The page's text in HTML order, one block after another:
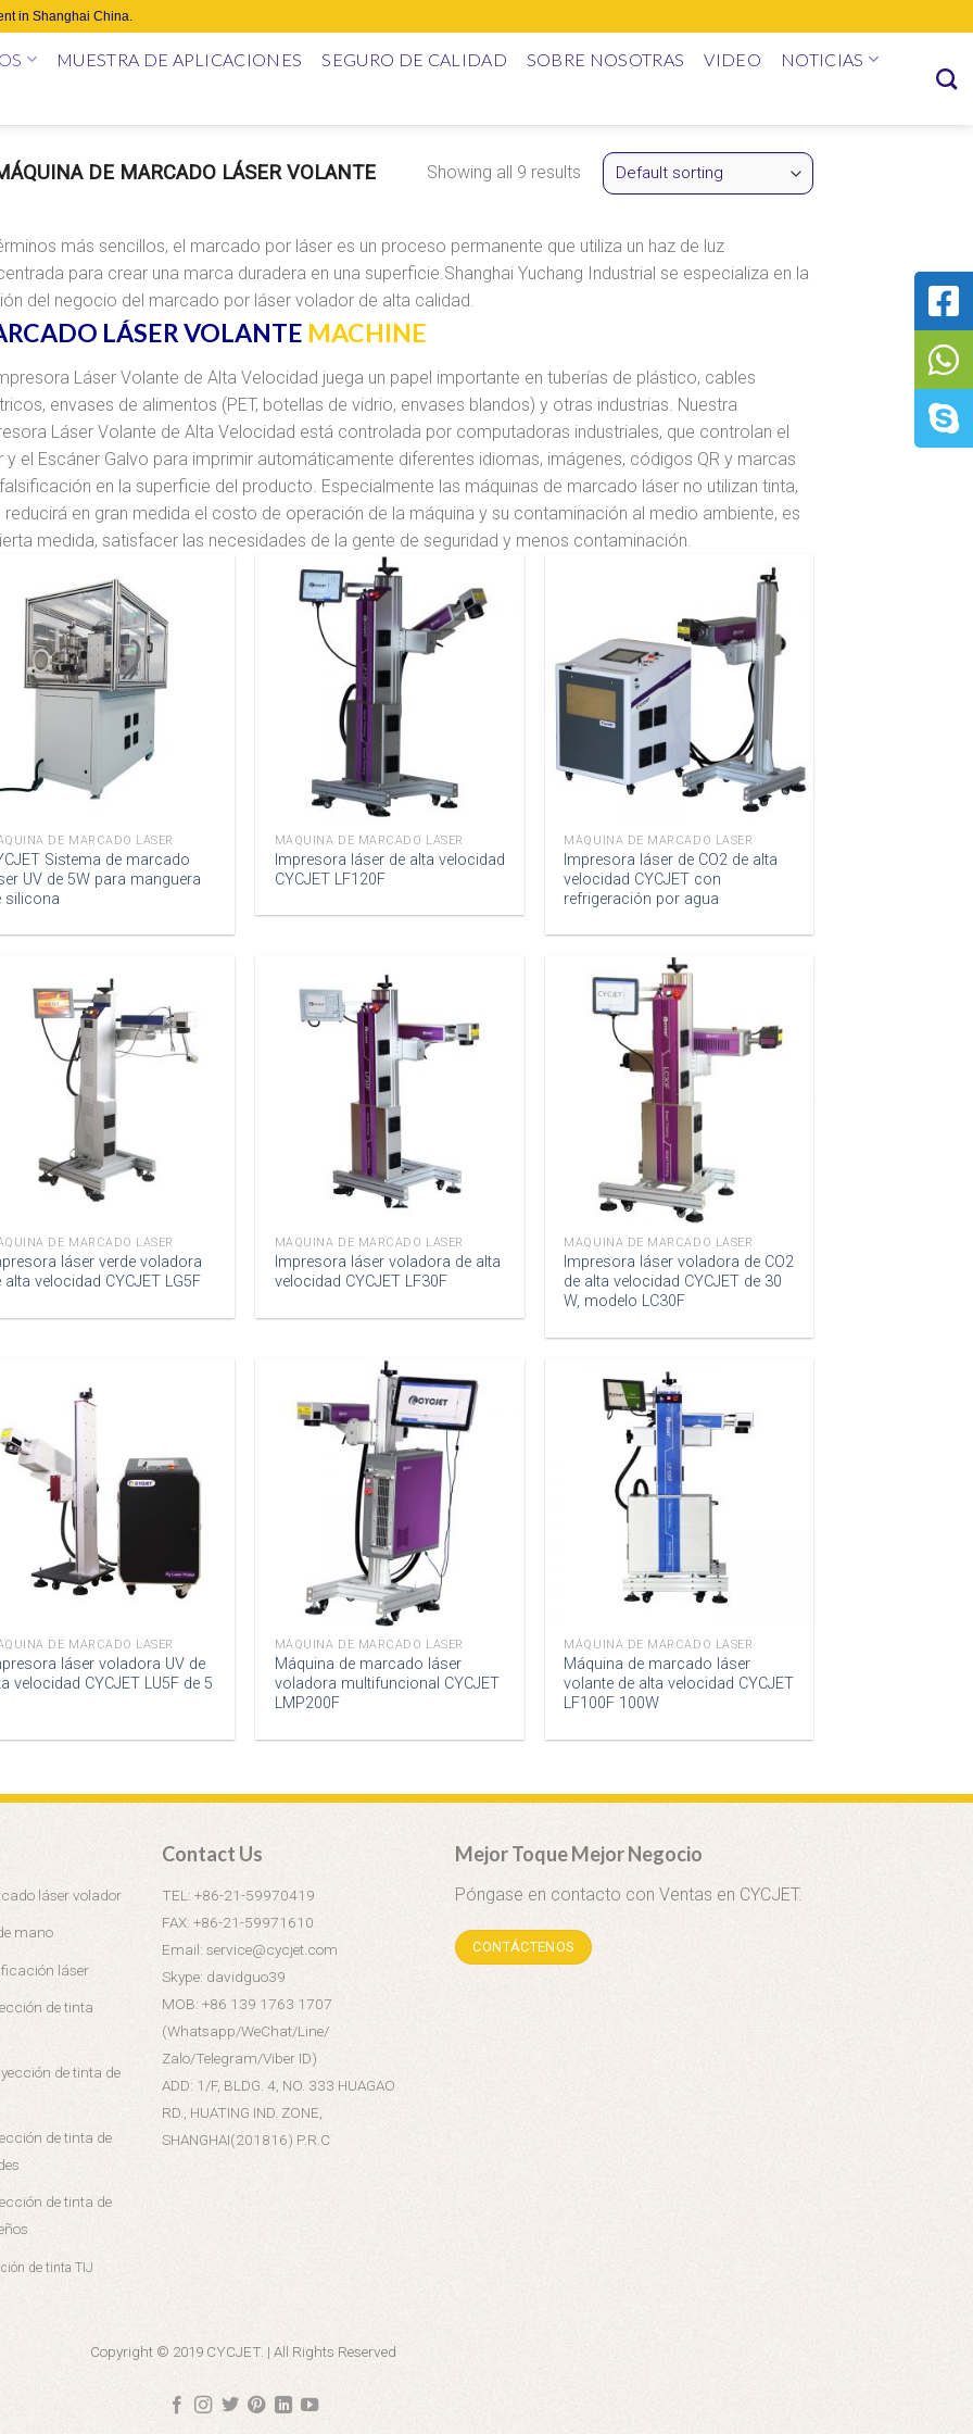
in Shanghai China.
MUESTRA DE APLICACIONES SEGURO DE CALIDAD SOBRE NOSOTRAS VIDEO
NOTICIAS
DE MARCADO LÁSER VOLANTE Showing all 9 results
más sencillos, el marcado por láser es un proceso permanente que utiliza un haz de luz
para crear una marca duradera en una superficie.Shanghai Yuchang Industrial se especializa en la
del negocio del marcado por láser volador de alta calidad.
LÁSER VOLANTE MACHINE
Láser Volante de Alta Velocidad juega un papel importante en tuberías de plástico, cables
envases de alimentos (PET, botellas de vidrio, envases blandos) y otras industrias. Nuestra
Láser Volante de Alta Velocidad está controlada por computadoras industriales, que controlan el
y el Escáner Galvo para imprimir automáticamente diferentes idiomas, imágenes, códigos QR y marcas
en la superficie del producto. Especialmente las máquinas de marcado láser no utilizan tinta,
reducirá en gran medida el costo de operación de la máquina y su contaminación al medio ambiente, es
medida, satisfacer las necesidades de la gente de seguridad y menos contaminación.
DE MARCADO LÁSER
Sistema de marcado
UV de 5W para manguera
silicona
MÁQUINA DE MARCADO LÁSER
Impresora láser de alta velocidad
CYCJET LF120F
MÁQUINA DE MARCADO LÁSER
Impresora láser de CO2 de alta
velocidad CYCJET con
refrigeración por agua
DE MARCADO LÁSER
láser verde voladora
alta velocidad CYCJET LG5F
MÁQUINA DE MARCADO LÁSER
Impresora láser voladora de alta
velocidad CYCJET LF30F
MÁQUINA DE MARCADO LÁSER
Impresora láser voladora de CO2
de alta velocidad CYCJET de 30
W, modelo LC30F
DE MARCADO LÁSER
láser voladora UV de
velocidad CYCJET LU5F de 5
MÁQUINA DE MARCADO LÁSER
Máquina de marcado láser
voladora multifuncional CYCJET
LMP200F
MÁQUINA DE MARCADO LÁSER
Máquina de marcado láser
volante de alta velocidad CYCJET
LF100F 100W
láser volador
mano
láser
de tinta
de tinta de
de tinta de
de tinta de
de tinta TIJ
Contact Us
TEL: +86-21-59970419
FAX: +86-21-59971610
Email: service@cycjet.com
Skype: davidguo39
MOB: +86 139 1763 1707
(Whatsapp/WeChat/Line/
Zalo/Telegram/Viber ID)
ADD: 1/F, BLDG. 4, NO. 333 HUAGAO
RD., HUATING IND. ZONE,
SHANGHAI(201816) P.R.C
Mejor Toque Mejor Negocio
Póngase en contacto con Ventas en CYCJET.
CONTÁCTENOS
Copyright © 2019 CYCJET. | All Rights Reserved